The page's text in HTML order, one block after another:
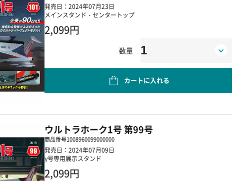
発売日：2024年07月23日
メインスタンド・センタートップ
2,099円
数量
カートに入れる
ウルトラホーク1号 第99号
商品番号1008960099000000
発売日：2024年07月09日
γ号専用展示スタンド
2,099円